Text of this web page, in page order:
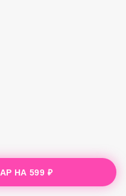
НА599 ₽